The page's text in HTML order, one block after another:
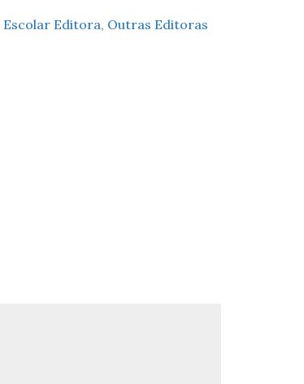
Escolar Editora, Outras Editoras